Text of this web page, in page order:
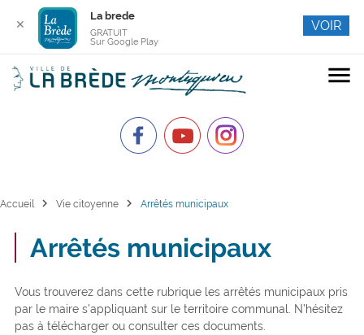
menu
Accueil chevron_right Vie citoyenne chevron_right Arrêtés municipaux
Arrêtés municipaux
Vous trouverez dans cette rubrique les arrêtés municipaux pris
par le maire s’appliquant sur le territoire communal. N’hésitez
pas à télécharger ou consulter ces documents.
✕
La brede
GRATUIT
Sur Google Play
VOIR